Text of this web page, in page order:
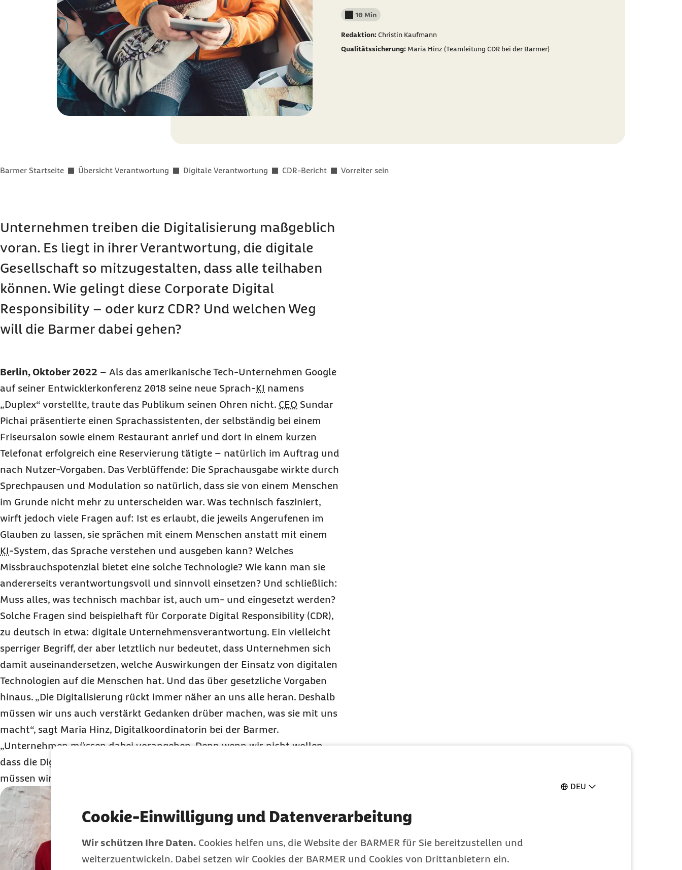
DEU
Cookie-Einwilligung und Datenverarbeitung
Wir schützen Ihre Daten. Cookies helfen uns, die Website der BARMER für Sie bereitzustellen und
weiterzuentwickeln. Dabei setzen wir Cookies der BARMER und Cookies von Drittanbietern ein.
Lesedauer weniger als
10 Min
Redaktion:Christin Kaufmann
Qualitätssicherung: Maria Hinz (Teamleitung CDR bei der Barmer)
Sie befinden sich hier:
Barmer Startseite Übersicht Verantwortung Digitale Verantwortung CDR-Bericht Vorreiter sein
Unternehmen treiben die Digitalisierung maßgeblich
voran. Es liegt in ihrer Verantwortung, die digitale
Gesellschaft so mitzugestalten, dass alle teilhaben
können. Wie gelingt diese Corporate Digital
Responsibility – oder kurz CDR? Und welchen Weg
will die Barmer dabei gehen?
Berlin, Oktober 2022 – Als das amerikanische Tech-Unternehmen Google
auf seiner Entwicklerkonferenz 2018 seine neue Sprach-KI namens
„Duplex“ vorstellte, traute das Publikum seinen Ohren nicht. CEO Sundar
Pichai präsentierte einen Sprachassistenten, der selbständig bei einem
Friseursalon sowie einem Restaurant anrief und dort in einem kurzen
Telefonat erfolgreich eine Reservierung tätigte – natürlich im Auftrag und
nach Nutzer-Vorgaben. Das Verblüffende: Die Sprachausgabe wirkte durch
Sprechpausen und Modulation so natürlich, dass sie von einem Menschen
im Grunde nicht mehr zu unterscheiden war. Was technisch fasziniert,
wirft jedoch viele Fragen auf: Ist es erlaubt, die jeweils Angerufenen im
Glauben zu lassen, sie sprächen mit einem Menschen anstatt mit einem
KI-System, das Sprache verstehen und ausgeben kann? Welches
Missbrauchspotenzial bietet eine solche Technologie? Wie kann man sie
andererseits verantwortungsvoll und sinnvoll einsetzen? Und schließlich:
Muss alles, was technisch machbar ist, auch um- und eingesetzt werden?
Solche Fragen sind beispielhaft für Corporate Digital Responsibility (CDR),
zu deutsch in etwa: digitale Unternehmensverantwortung. Ein vielleicht
sperriger Begriff, der aber letztlich nur bedeutet, dass Unternehmen sich
damit auseinandersetzen, welche Auswirkungen der Einsatz von digitalen
Technologien auf die Menschen hat. Und das über gesetzliche Vorgaben
hinaus. „Die Digitalisierung rückt immer näher an uns alle heran. Deshalb
müssen wir uns auch verstärkt Gedanken drüber machen, was sie mit uns
macht“, sagt Maria Hinz, Digitalkoordinatorin bei der Barmer.
„Unternehmen müssen dabei vorangehen. Denn wenn wir nicht wollen,
dass die Digitalisierung negative Konsequenzen für die Gesellschaft hat,
müssen wir sie verantwortungsvoll gestalten. Dafür steht
Corporate Digital Responsibility
Anfang 2019 verstärkt unter dem
Überbegriff der Digitalen
Verantwortung. Im August 2020